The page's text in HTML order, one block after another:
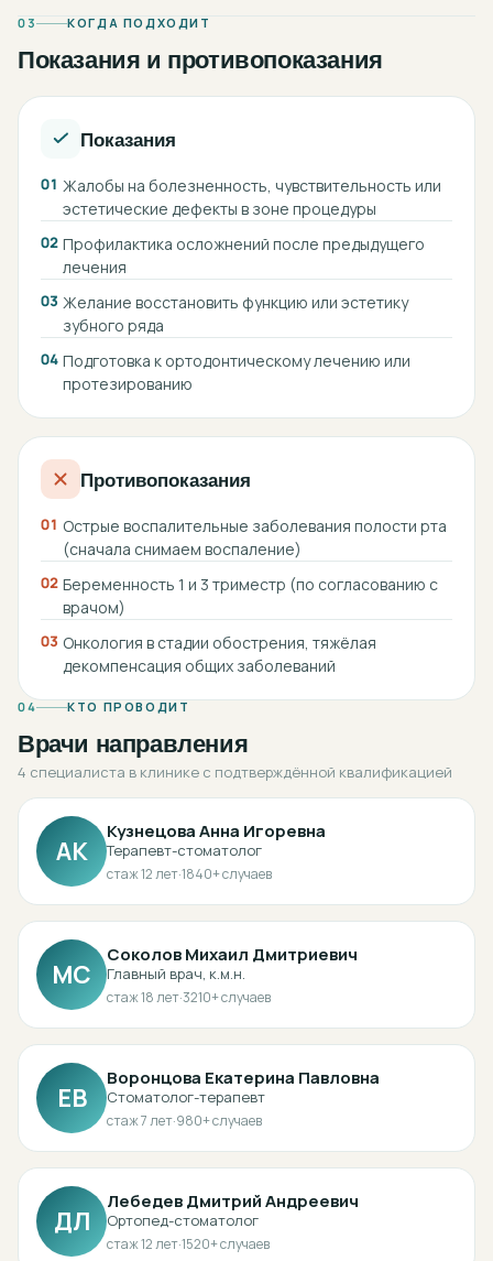
03 КОГДА ПОДХОДИТ
Показания и противопоказания
Показания
01 Жалобы на болезненность, чувствительность или
эстетические дефекты в зоне процедуры
02 Профилактика осложнений после предыдущего
лечения
03 Желание восстановить функцию или эстетику
зубного ряда
04 Подготовка к ортодонтическому лечению или
протезированию
Противопоказания
01 Острые воспалительные заболевания полости рта
(сначала снимаем воспаление)
02 Беременность 1 и 3 триместр (по согласованию с
врачом)
03 Онкология в стадии обострения, тяжёлая
декомпенсация общих заболеваний
04 КТО ПРОВОДИТ
Врачи направления
4 специалиста в клинике с подтверждённой квалификацией
АК
Кузнецова Анна Игоревна
Терапевт-стоматолог
стаж12лет·1840+ случаев
МС
Соколов Михаил Дмитриевич
Главный врач, к.м.н.
стаж18лет·3210+ случаев
ЕВ
Воронцова Екатерина Павловна
Стоматолог-терапевт
стаж7лет·980+ случаев
ДЛ
Лебедев Дмитрий Андреевич
Ортопед-стоматолог
стаж12лет·1520+ случаев